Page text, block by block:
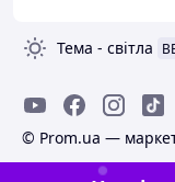
Тема - світла
© Prom.ua —